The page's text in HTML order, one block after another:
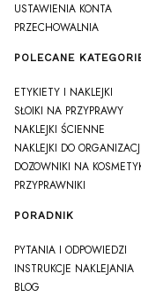
USTAWIENIA KONTA
PRZECHOWALNIA
POLECANE
ETYKIETY I NAKLEJKI
SŁOIKI NA PRZYPRAWY
NAKLEJKI ŚCIENNE
NAKLEJKI DO
DOZOWNIKI NA
PRZYPRAWNIKI
PORADNIK
PYTANIA I ODPOWIEDZI
INSTRUKCJE NAKLEJANIA
BLOG